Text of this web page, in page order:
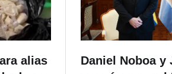
alias
Daniel Noboa y